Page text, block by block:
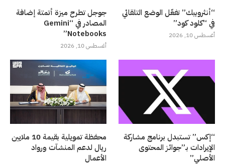
“أنثروبيك” تفعّل الوضع التلقائي
في “كلود كود”
أغسطس 10, 2026
جوجل تطرح ميزة أتمتة إضافة
المصادر في “Gemini
Notebooks”
أغسطس 10, 2026
“إكس” تستبدل برنامج مشاركة
الإيرادات بـ”جوائز المحتوى
الأصلي”
محفظة تمويلية بقيمة 10 ملايين
ريال لدعم المنشآت ورواد
الأعمال